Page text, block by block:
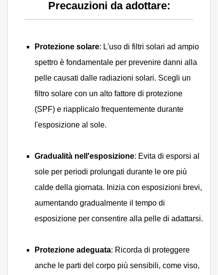
Precauzioni da adottare:
Protezione solare: L'uso di filtri solari ad ampio
spettro è fondamentale per prevenire danni alla
pelle causati dalle radiazioni solari. Scegli un
filtro solare con un alto fattore di protezione
(SPF) e riapplicalo frequentemente durante
l'esposizione al sole.
Gradualità nell'esposizione: Evita di esporsi al
sole per periodi prolungati durante le ore più
calde della giornata. Inizia con esposizioni brevi,
aumentando gradualmente il tempo di
esposizione per consentire alla pelle di adattarsi.
Protezione adeguata: Ricorda di proteggere
anche le parti del corpo più sensibili, come viso,